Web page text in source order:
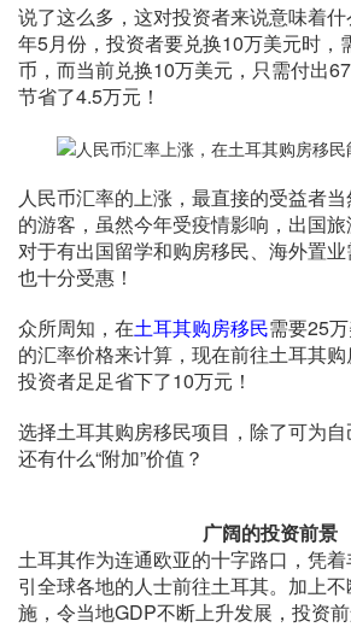
说了这么多，这对投资者来说意味着
年5月份，投资者要兑换10万美元时，
币，而当前兑换10万美元，只需付出
节省了4.5万元！
人民币汇率的上涨，最直接的受益者
的游客，虽然今年受疫情影响，出国
对于有出国留学和购房移民、海外置业
也十分受惠！
众所周知，在土耳其购房移民需要25
的汇率价格来计算，现在前往土耳其
投资者足足省下了10万元！
选择土耳其购房移民项目，除了可为自
还有什么“附加”价值？
广阔的投资前景
土耳其作为连通欧亚的十字路口，凭
引全球各地的人士前往土耳其。加上
施，令当地GDP不断上升发展，投资前